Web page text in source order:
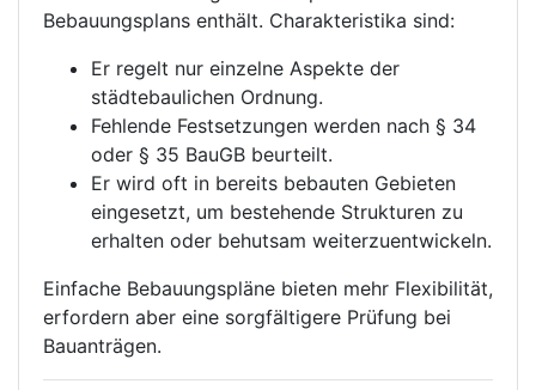
Bebauungsplans enthält. Charakteristika sind:
Er regelt nur einzelne Aspekte der
städtebaulichen Ordnung.
Fehlende Festsetzungen werden nach § 34
oder § 35 BauGB beurteilt.
Er wird oft in bereits bebauten Gebieten
eingesetzt, um bestehende Strukturen zu
erhalten oder behutsam weiterzuentwickeln.
Einfache Bebauungspläne bieten mehr Flexibilität,
erfordern aber eine sorgfältigere Prüfung bei
Bauanträgen.